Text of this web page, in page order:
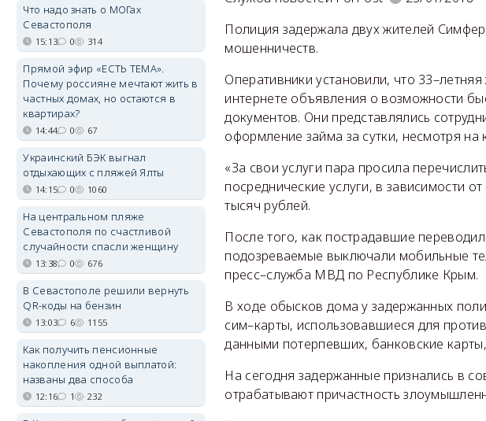
Полиция задержала двух жителей
мошенничеств.
Оперативники установили, что
интернете объявления о возможности
документов. Они представлялись
оформление займа за сутки, несмотря на
«За свои услуги пара просила
посреднические услуги, в зависимости
тысяч рублей.
После того, как пострадавшие
подозреваемые выключали мобильные
пресс–служба МВД по Республике Крым.
В ходе обысков дома у задержанных
сим–карты, использовавшиеся для
данными потерпевших, банковские
На сегодня задержанные признались в
отрабатывают причастность
Что надо знать о МОГах
Севастополя
15:13 0 314
Прямой эфир «ЕСТЬ ТЕМА».
Почему россияне мечтают жить в
частных домах, но остаются в
квартирах?
14:44 0 67
Украинский БЭК выгнал
отдыхающих с пляжей Ялты
14:15 0 1060
На центральном пляже
Севастополя по счастливой
случайности спасли женщину
13:38 0 676
В Севастополе решили вернуть
QR-коды на бензин
13:03 6 1155
Как получить пенсионные
накопления одной выплатой:
названы два способа
12:16 1 232